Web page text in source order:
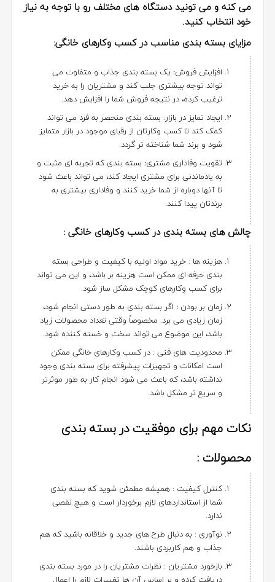
می کنه و می تونید دستگاه های مختلف رو با توجه به نیاز
خود انتخاب کنید.
مزایای بسته بندی مناسب در کسب وکارهای خانگی:
افزایش فروش: یک بسته بندی جذاب و متفاوت می
تواند توجه بیشتری جلب کند و مشتریان را به خرید
ترغیب کرده، در نتیجه فروش شما را افزایش دهد.
ایجاد تمایز در بازار: بسته بندی منحصر به فرد می تواند
کمک کند تا کسب وکارتان از رقبای موجود در بازار متمایز
شود و برند شما شناخته تر گردد.
تقویت وفاداری مشتری: بسته بندی که تجربه ای مثبت و
به یادماندنی برای مشتری ایجاد کند، می تواند باعث شود
تا آنها دوباره از شما خرید کنند و وفاداری بیشتری به
برندتان پیدا کنند.
چالش های بسته بندی در کسب وکارهای خانگی :
هزینه ها : خرید مواد اولیه با کیفیت و طراحی بسته
بندی حرفه ای ممکن است هزینه بر باشد، و این می تواند
برای کسب وکارهای کوچک مشکل ساز شود.
زمان بر بودن : اگر بسته بندی به طور دستی انجام شود،
زمان زیادی می برد. مخصوصاً وقتی تعداد محصولات زیاد
باشد، این موضوع می تواند سخت و خسته کننده شود.
محدودیت های فنی : در کسب وکارهای خانگی ممکن
است امکانات و تجهیزات پیشرفته برای بسته بندی وجود
نداشته باشد، که باعث می شود انجام کار به طور موثرتر
و سریع تر مشکل باشد.
نکات مهم برای موفقیت در بسته بندی
محصولات :
کنترل کیفیت : همیشه مطمئن شوید که بسته بندی
شما از استانداردهای لازم برخوردار است و هیچ نقصی
ندارد.
نوآوری : به دنبال طرح های جدید و خلاقانه باشید که هم
جذاب و هم کاربردی باشند.
بازخورد مشتریان : نظرات مشتریان را در مورد بسته بندی